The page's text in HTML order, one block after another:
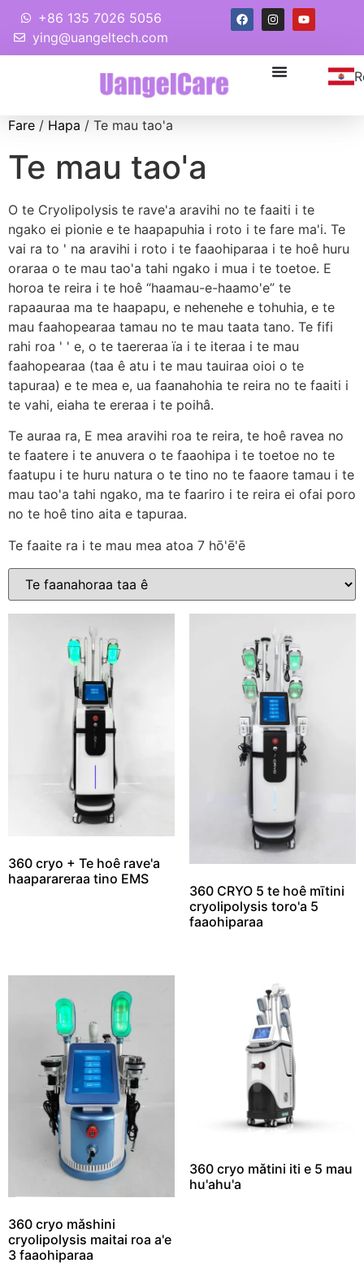
+86 135 7026 5056
ying@uangeltech.com
Fare / Hapa / Te mau tao'a
Te mau tao'a
O te Cryolipolysis te rave'a aravihi no te faaiti i te
ngako ei pionie e te haapapuhia i roto i te fare ma'i. Te
vai ra to ' na aravihi i roto i te faaohiparaa i te hoê huru
oraraa o te mau tao'a tahi ngako i mua i te toetoe. E
horoa te reira i te hoê “haamau-e-haamo'e” te
rapaauraa ma te haapapu, e nehenehe e tohuhia, e te
mau faahopearaa tamau no te mau taata tano. Te fifi
rahi roa ' ' e, o te taereraa ïa i te iteraa i te mau
faahopearaa (taa ê atu i te mau tauiraa oioi o te
tapuraa) e te mea e, ua faanahohia te reira no te faaiti i
te vahi, eiaha te ereraa i te poihâ.
Te auraa ra, E mea aravihi roa te reira, te hoê ravea no
te faatere i te anuvera o te faaohipa i te toetoe no te
faatupu i te huru natura o te tino no te faaore tamau i te
mau tao'a tahi ngako, ma te faariro i te reira ei ofai poro
no te hoê tino aita e tapuraa.
Te faaite ra i te mau mea atoa 7 hō'ē'ē
360 cryo + Te hoê rave'a
haaparareraa tino EMS
360 CRYO 5 te hoê mītini
cryolipolysis toro'a 5
faaohiparaa
360 cryo mǎshini
cryolipolysis maitai roa a'e
3 faaohiparaa
360 cryo mǎtini iti e 5 mau
hu'ahu'a